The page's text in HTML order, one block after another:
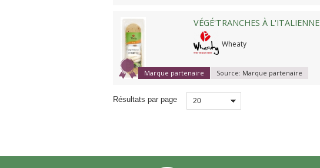
Résultats par page 20
VÉGÉ'TRANCHES À L'ITALIENNE
Wheaty
Marque partenaire Source: Marque partenaire